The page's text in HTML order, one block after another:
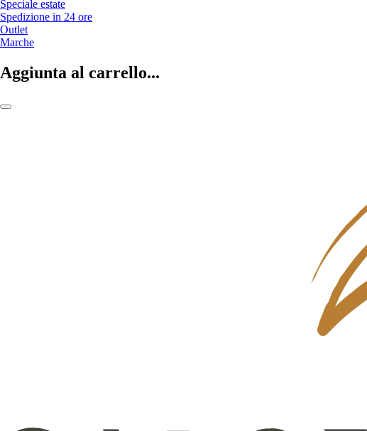
Speciale estate
Spedizione in 24 ore
Outlet
Marche
Aggiunta al carrello...